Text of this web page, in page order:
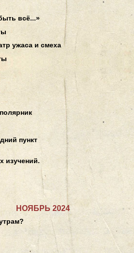
всё...»
ужаса и смеха
пункт
изучений.
НОЯБРЬ 2024